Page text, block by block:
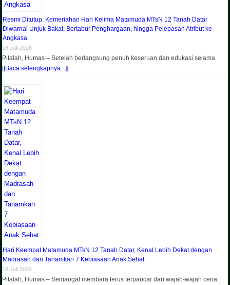
Resmi Ditutup, Kemeriahan Hari Kelima Matamuda MTsN 12 Tanah Datar
Diwarnai Unjuk Bakat, Bertabur Penghargaan, hingga Pelepasan Atribut ke
Angkasa
18 Juli 2026
Pitalah, Humas – Setelah berlangsung penuh keseruan dan edukasi selama
[[Baca selengkapnya...]]
Hari Keempat Matamuda MTsN 12 Tanah Datar, Kenal Lebih Dekat dengan
Madrasah dan Tanamkan 7 Kebiasaan Anak Sehat
18 Juli 2026
Pitalah, Humas – Semangat membara terus terpancar dari wajah-wajah ceria